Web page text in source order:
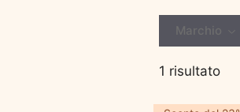
Marchio
1 risultato